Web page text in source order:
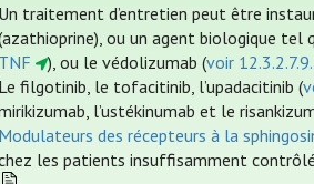
Un traitement d’entretien peut être
ou un agent biologique tel
TNF
), ou le védolizumab (voir
Le filgotinib, le tofacitinib, l’upadacitinib (
l’ustékinumab et le
Modulateurs des récepteurs à la
les patients insuffisamment